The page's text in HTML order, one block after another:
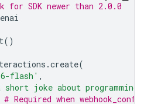
SDK newer than 2.0.0
()
.create(
flash' ,
joke about
# Required when